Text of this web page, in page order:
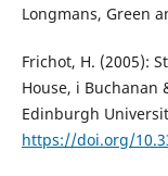
Longmans, Green
Frichot, H. (2005):
House, i Buchanan
Edinburgh
https://doi.org/